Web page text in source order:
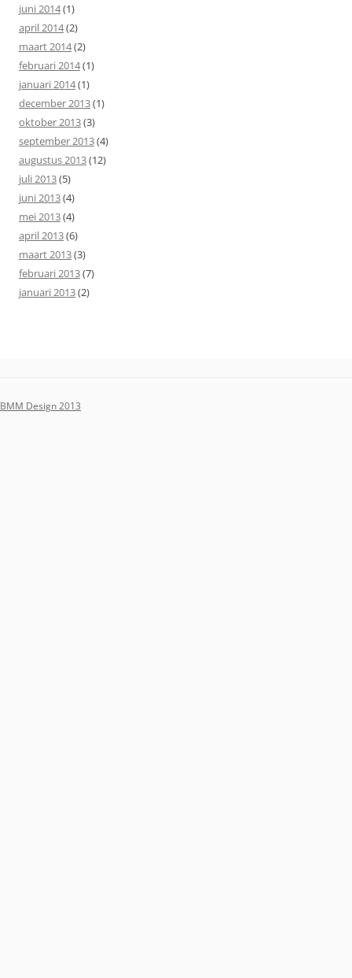
juni 2014(1)
april 2014(2)
maart 2014(2)
februari 2014(1)
januari 2014(1)
december 2013(1)
oktober 2013(3)
september 2013(4)
augustus 2013(12)
juli 2013(5)
juni 2013(4)
mei 2013(4)
april 2013(6)
maart 2013(3)
februari 2013(7)
januari 2013(2)
BMM Design 2013